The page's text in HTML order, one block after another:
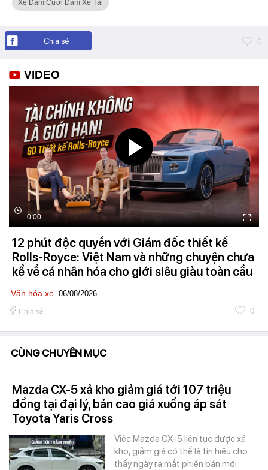
Xe Đám Cưới Đâm Xe Tải
Chia sẻ 0
VIDEO
0:00
12 phút độc quyền với Giám đốc thiết kế
Rolls-Royce: Việt Nam và những chuyện chưa
kể về cá nhân hóa cho giới siêu giàu toàn cầu
Văn hóa xe -06/08/2026
Chia sẻ 0
CÙNG CHUYÊN MỤC
Mazda CX-5 xả kho giảm giá tới 107 triệu
đồng tại đại lý, bản cao giá xuống áp sát
Toyota Yaris Cross
Việc Mazda CX-5 liên tục được xả
kho, giảm giá có thể là tín hiệu cho
thấy ngày ra mắt phiên bản mới